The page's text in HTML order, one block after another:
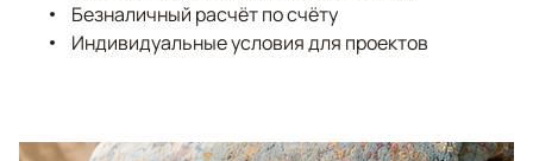
Безналичный расчёт по счёту
Индивидуальные условия для проектов